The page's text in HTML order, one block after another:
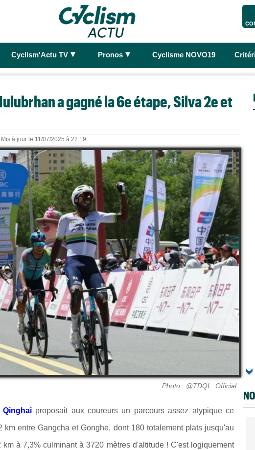
Cyclism'Actu TV ► Pronos ► Cyclisme NOVO19
a gagné la 6e étape, Silva 2e et
Mis à jour le 11/07/2025 à 22:19.
Photo : @TDQL_Official
Qinghaiproposait aux coureurs un parcours assez atypique ce
km entreGangcha et Gonghe, dont 180 totalement plats jusqu'au
à 7,3% culminant à 3720 mètres d'altitude ! C'est logiquement